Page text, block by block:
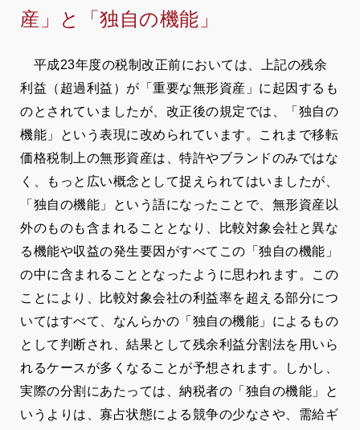
産」と「独自の機能」
平成23年度の税制改正前においては、上記の残余
利益（超過利益）が「重要な無形資産」に起因するも
のとされていましたが、改正後の規定では、「独自の
機能」という表現に改められています。これまで移転
価格税制上の無形資産は、特許やブランドのみではな
く、もっと広い概念として捉えられてはいましたが、
「独自の機能」という語になったことで、無形資産以
外のものも含まれることとなり、比較対象会社と異な
る機能や収益の発生要因がすべてこの「独自の機能」
の中に含まれることとなったように思われます。この
ことにより、比較対象会社の利益率を超える部分につ
いてはすべて、なんらかの「独自の機能」によるもの
として判断され、結果として残余利益分割法を用いら
れるケースが多くなることが予想されます。しかし、
実際の分割にあたっては、納税者の「独自の機能」と
いうよりは、寡占状態による競争の少なさや、需給ギ